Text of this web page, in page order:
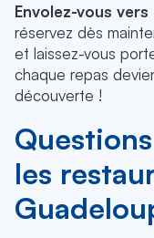
Envolez-vous
réservez dès
et laissez-vous
chaque repas
découverte !
les